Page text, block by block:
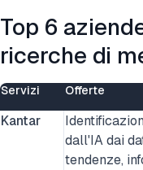
Top 6
ricerche di
Servizi Offerte
Kantar
dall'IA dai
tendenze,